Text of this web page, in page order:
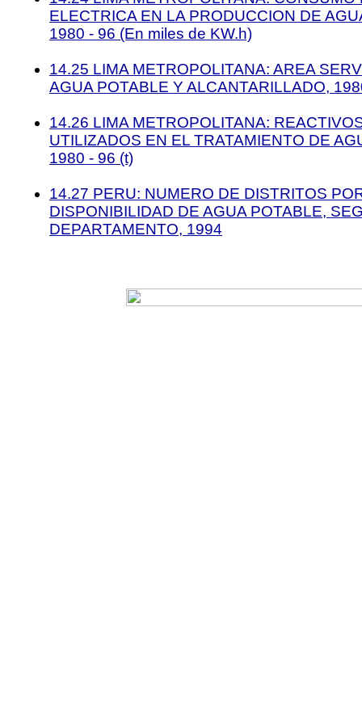
ELECTRICA EN LA PRODUCCION DE
1980 - 96 (En miles de KW.h)
14.25 LIMA METROPOLITANA: AREA
AGUA POTABLE Y ALCANTARILLADO,
14.26 LIMA METROPOLITANA:
UTILIZADOS EN EL TRATAMIENTO DE
1980 - 96 (t)
14.27 PERU: NUMERO DE DISTRITOS
DISPONIBILIDAD DE AGUA POTABLE,
DEPARTAMENTO, 1994